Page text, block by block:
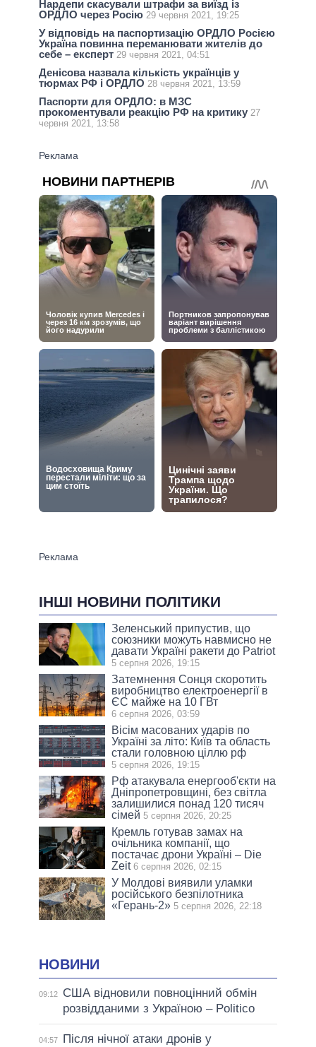
Нардепи скасували штрафи за виїзд із
ОРДЛО через Росію 29 червня 2021, 19:25
У відповідь на паспортизацію ОРДЛО Росією
Україна повинна переманювати жителів до
себе – експерт 29 червня 2021, 04:51
Денісова назвала кількість українців у
тюрмах РФ і ОРДЛО 28 червня 2021, 13:59
Паспорти для ОРДЛО: в МЗС
прокоментували реакцію РФ на критику 27
червня 2021, 13:58
ІНШІ НОВИНИ ПОЛІТИКИ
Зеленський припустив, що
союзники можуть навмисно не
давати Україні ракети до Patriot
5 серпня 2026, 19:15
Затемнення Сонця скоротить
виробництво електроенергії в
ЄС майже на 10 ГВт
6 серпня 2026, 03:59
Вісім масованих ударів по
Україні за літо: Київ та область
стали головною ціллю рф
5 серпня 2026, 19:15
Рф атакувала енергооб'єкти на
Дніпропетровщині, без світла
залишилися понад 120 тисяч
сімей 5 серпня 2026, 20:25
Кремль готував замах на
очільника компанії, що
постачає дрони Україні – Die
Zeit 6 серпня 2026, 02:15
У Молдові виявили уламки
російського безпілотника
«Герань-2» 5 серпня 2026, 22:18
НОВИНИ
09:12
США відновили повноцінний обмін
розвідданими з Україною – Politico
04:57
Після нічної атаки дронів у